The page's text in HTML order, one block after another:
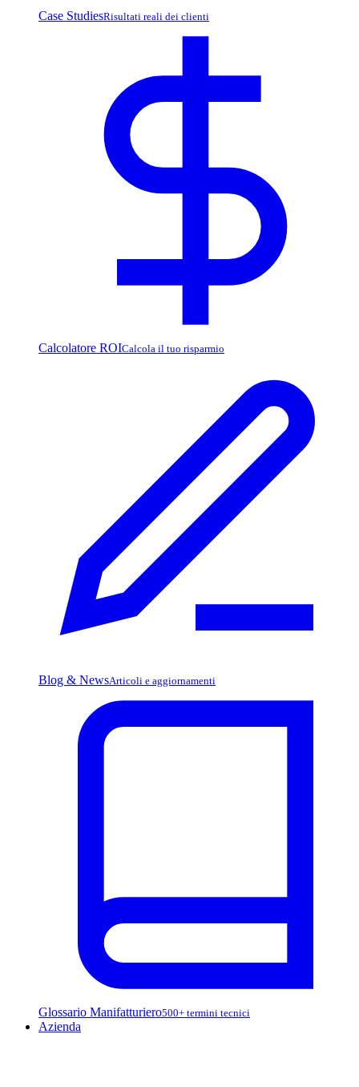
Case StudiesRisultati reali dei clienti
Calcolatore ROICalcola il tuo risparmio
Blog & NewsArticoli e aggiornamenti
Glossario Manifatturiero500+ termini tecnici
Azienda